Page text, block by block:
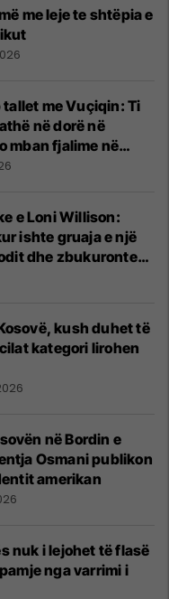
me leje te shtëpia e
me Vuçiqin: Ti
në dorë në
mban fjalime në
së
e Loni Willison:
ishte gruaja e një
dhe zbukuronte
tani e
kush duhet të
kategori lirohen
në Bordin e
Osmani publikon
amerikan
nuk i lejohet të flasë
nga varrimi i